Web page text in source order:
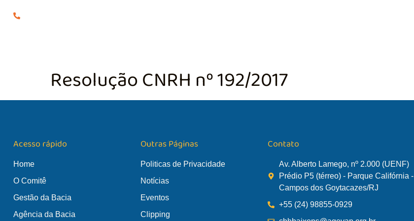
Resolução CNRH nº 192/2017
Acesso rápido
Home
O Comitê
Gestão da Bacia
Agência da Bacia
Outras Páginas
Politicas de Privacidade
Notícias
Eventos
Clipping
Contato
Av. Alberto Lamego, nº 2.000 (UENF)
Prédio P5 (térreo) - Parque Califórnia -
Campos dos Goytacazes/RJ
+55 (24) 98855-0929